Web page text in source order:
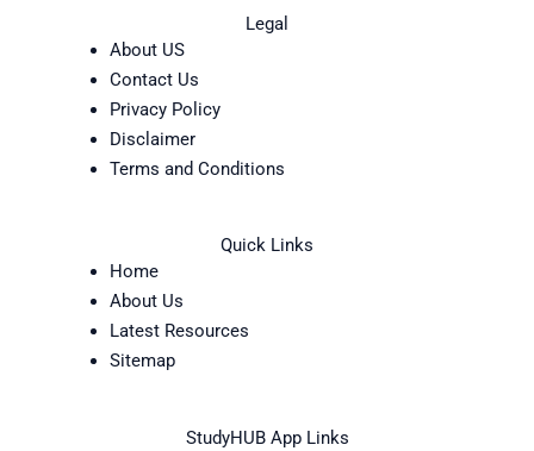
Legal
About US
Contact Us
Privacy Policy
Disclaimer
Terms and Conditions
Quick Links
Home
About Us
Latest Resources
Sitemap
StudyHUB App Links